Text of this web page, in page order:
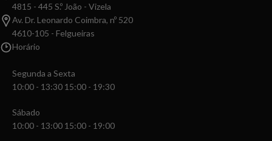
4815 - 445 S.º João - Vizela
Av. Dr. Leonardo Coimbra, nº 520
4610-105 - Felgueiras
Horário
Segunda a Sexta
10:00 - 13:30 15:00 - 19:30
Sábado
10:00 - 13:00 15:00 - 19:00